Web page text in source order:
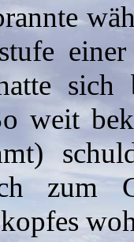
sich
weit
zum